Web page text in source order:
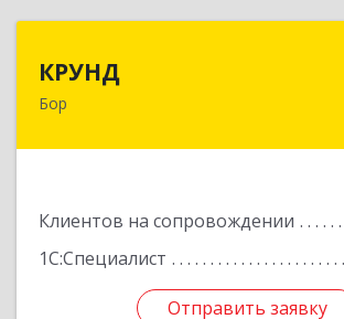
КРУНД
Бор
Клиентов на сопровождении
1С:Специалист
Отправить заявку
Отправить заявку